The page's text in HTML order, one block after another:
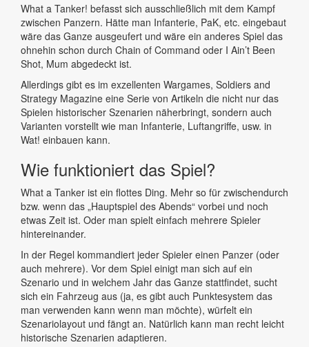
What a Tanker! befasst sich ausschließlich mit dem Kampf
zwischen Panzern. Hätte man Infanterie, PaK, etc. eingebaut
wäre das Ganze ausgeufert und wäre ein anderes Spiel das
ohnehin schon durch Chain of Command oder I Ain’t Been
Shot, Mum abgedeckt ist.
Allerdings gibt es im exzellenten Wargames, Soldiers and
Strategy Magazine eine Serie von Artikeln die nicht nur das
Spielen historischer Szenarien näherbringt, sondern auch
Varianten vorstellt wie man Infanterie, Luftangriffe, usw. in
Wat! einbauen kann.
Wie funktioniert das Spiel?
What a Tanker ist ein flottes Ding. Mehr so für zwischendurch
bzw. wenn das „Hauptspiel des Abends“ vorbei und noch
etwas Zeit ist. Oder man spielt einfach mehrere Spieler
hintereinander.
In der Regel kommandiert jeder Spieler einen Panzer (oder
auch mehrere). Vor dem Spiel einigt man sich auf ein
Szenario und in welchem Jahr das Ganze stattfindet, sucht
sich ein Fahrzeug aus (ja, es gibt auch Punktesystem das
man verwenden kann wenn man möchte), würfelt ein
Szenariolayout und fängt an. Natürlich kann man recht leicht
historische Szenarien adaptieren.